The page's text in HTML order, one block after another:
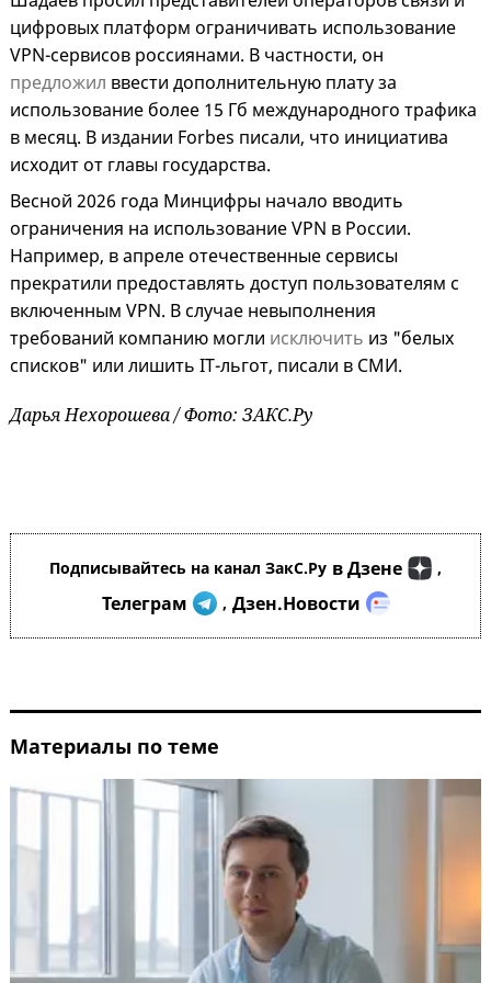
цифровых платформ ограничивать использование
VPN-сервисов россиянами. В частности, он
предложил ввести дополнительную плату за
использование более 15 Гб международного трафика
в месяц. В издании Forbes писали, что инициатива
исходит от главы государства.
Весной 2026 года Минцифры начало вводить
ограничения на использование VPN в России.
Например, в апреле отечественные сервисы
прекратили предоставлять доступ пользователям с
включенным VPN. В случае невыполнения
требований компанию могли исключить из "белых
списков" или лишить IT-льгот, писали в СМИ.
Дарья Нехорошева / Фото: ЗАКС.Ру
Подписывайтесь на канал ЗакС.Ру в Дзене ,
Телеграм , Дзен.Новости
Материалы по теме